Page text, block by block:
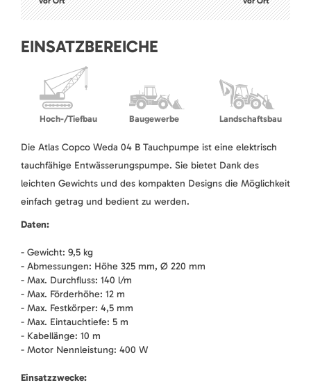
EINSATZBEREICHE
Hoch-/Tiefbau Baugewerbe Landschaftsbau
Die Atlas Copco Weda 04 B Tauchpumpe ist eine elektrisch
tauchfähige Entwässerungspumpe. Sie bietet Dank des
leichten Gewichts und des kompakten Designs die Möglichkeit
einfach getrag und bedient zu werden.
Daten:
- Gewicht: 9,5 kg
- Abmessungen: Höhe 325 mm, Ø 220 mm
- Max. Durchfluss: 140 l/m
- Max. Förderhöhe: 12 m
- Max. Festkörper: 4,5 mm
- Max. Eintauchtiefe: 5 m
- Kabellänge: 10 m
- Motor Nennleistung: 400 W
Einsatzzwecke: